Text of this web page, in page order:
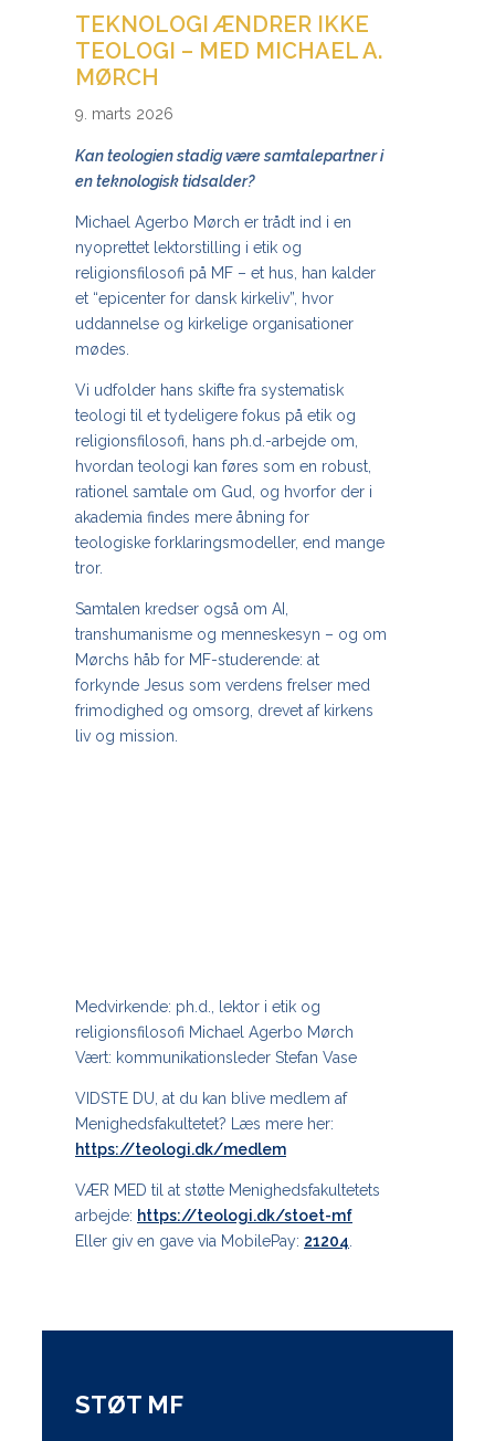
TEKNOLOGI ÆNDRER IKKE
TEOLOGI – MED MICHAEL A.
MØRCH
9. marts 2026
Kan teologien stadig være samtalepartner i
en teknologisk tidsalder?
Michael Agerbo Mørch er trådt ind i en
nyoprettet lektorstilling i etik og
religionsfilosofi på MF – et hus, han kalder
et “epicenter for dansk kirkeliv”, hvor
uddannelse og kirkelige organisationer
mødes.
Vi udfolder hans skifte fra systematisk
teologi til et tydeligere fokus på etik og
religionsfilosofi, hans ph.d.-arbejde om,
hvordan teologi kan føres som en robust,
rationel samtale om Gud, og hvorfor der i
akademia findes mere åbning for
teologiske forklaringsmodeller, end mange
tror.
Samtalen kredser også om AI,
transhumanisme og menneskesyn – og om
Mørchs håb for MF-studerende: at
forkynde Jesus som verdens frelser med
frimodighed og omsorg, drevet af kirkens
liv og mission.
Medvirkende: ph.d., lektor i etik og
religionsfilosofi Michael Agerbo Mørch
Vært: kommunikationsleder Stefan Vase
VIDSTE DU, at du kan blive medlem af
Menighedsfakultetet? Læs mere her:
https://teologi.dk/medlem
VÆR MED til at støtte Menighedsfakultetets
arbejde: https://teologi.dk/stoet-mf
Eller giv en gave via MobilePay: 21204
STØT MF